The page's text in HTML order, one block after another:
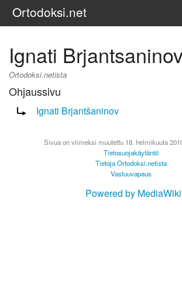
Ortodoksi.net
Ignati
Ortodoksi.netista
Ohjaussivu
Ohjaus sivulle:
Ignati Brjantšaninov
Sivua on viimeksi muutettu 18. helmikuuta
Tietosuojakäytäntö
Tietoja Ortodoksi.netista
Vastuuvapaus
Powered by MediaWiki